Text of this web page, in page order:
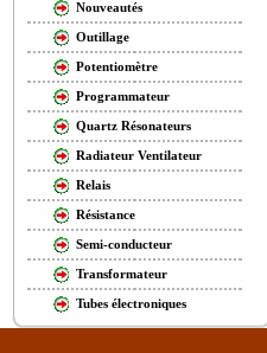
Nouveautés
Outillage
Potentiomètre
Programmateur
Quartz Résonateurs
Radiateur Ventilateur
Relais
Résistance
Semi-conducteur
Transformateur
Tubes électroniques